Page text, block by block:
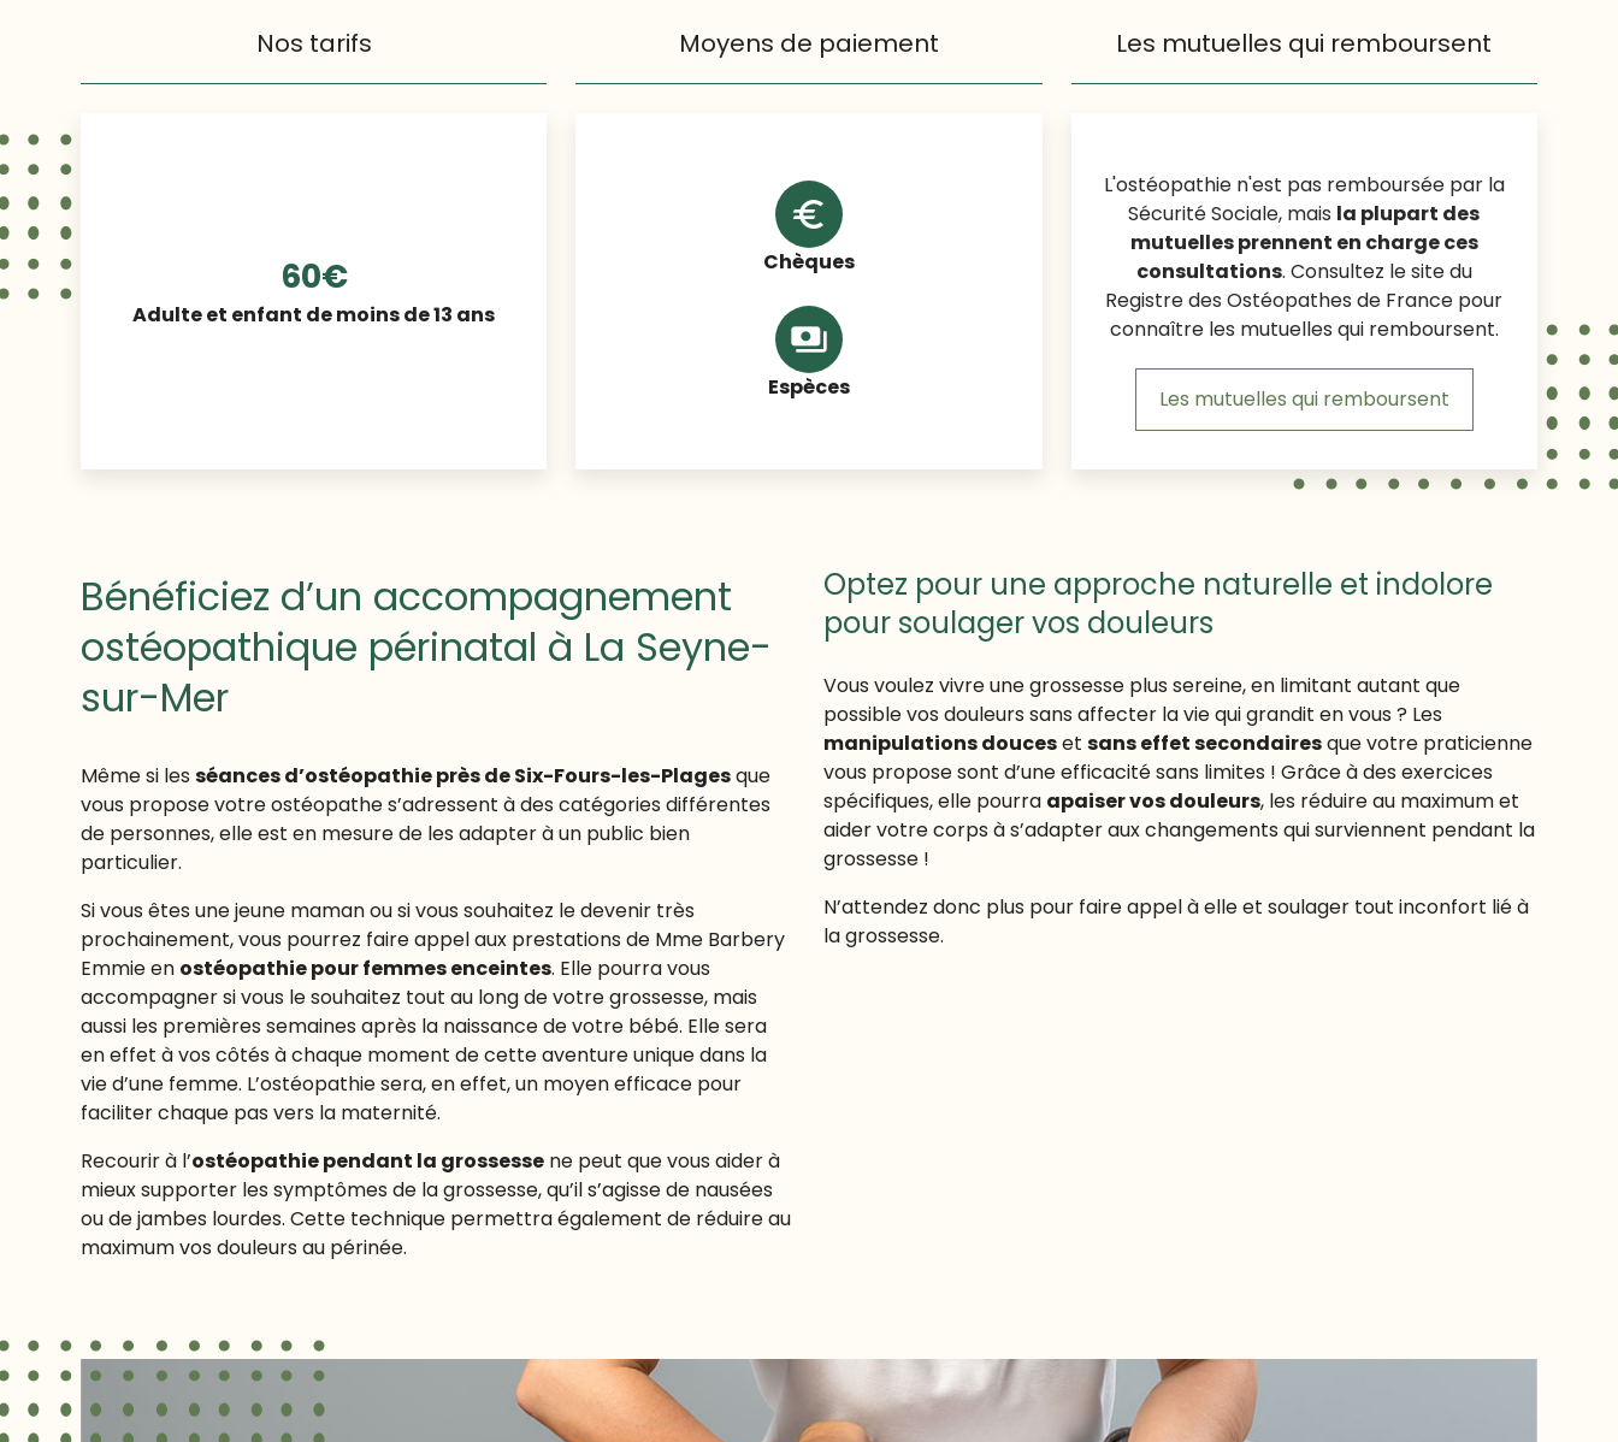
Nos tarifs
60€
Adulte et enfant de moins de 13 ans
Moyens de paiement
euro
Chèques
payments
Espèces
Les mutuelles qui remboursent
L'ostéopathie n'est pas remboursée par la
Sécurité Sociale, mais la plupart des
mutuelles prennent en charge ces
consultations. Consultez le site du
Registre des Ostéopathes de France pour
connaître les mutuelles qui remboursent.
Les mutuelles qui remboursent
Bénéficiez d’un accompagnement
ostéopathique périnatal à La Seyne-
sur-Mer
Même si lesséances d’ostéopathie près de Six-Fours-les-Plagesque
vous propose votre ostéopathe s’adressent à des catégories différentes
de personnes, elle est en mesure de les adapter à un public bien
particulier.
Si vous êtes une jeune maman ou si vous souhaitez le devenir très
prochainement, vous pourrez faire appel aux prestations de Mme Barbery
Emmie en ostéopathie pour femmes enceintes. Elle pourra vous
accompagner si vous le souhaitez tout au long de votre grossesse, mais
aussi les premières semaines après la naissance de votre bébé. Elle sera
en effet à vos côtés à chaque moment de cette aventure unique dans la
vie d’une femme. L’ostéopathie sera, en effet, un moyen efficace pour
faciliter chaque pas vers la maternité.
Recourir à l’ostéopathie pendant la grossesse ne peut que vous aider à
mieux supporter les symptômes de la grossesse, qu’il s’agisse de nausées
ou de jambes lourdes. Cette technique permettra également de réduire au
maximum vos douleurs au périnée.
Optez pour une approche naturelle et indolore
pour soulager vos douleurs
Vous voulez vivre une grossesse plus sereine, en limitant autant que
possible vos douleurs sans affecter la vie qui grandit en vous ? Les
manipulations douceset sans effet secondairesque votre praticienne
vous propose sont d’une efficacité sans limites ! Grâce à des exercices
spécifiques, elle pourra apaiser vos douleurs, les réduire au maximum et
aider votre corps à s’adapter aux changements qui surviennent pendant la
grossesse !
N’attendez donc plus pour faire appel à elle et soulager tout inconfort lié à
la grossesse.